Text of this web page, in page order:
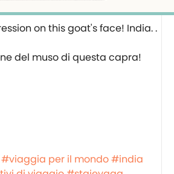
del muso di questa capra!
#viaggia per il mondo#india